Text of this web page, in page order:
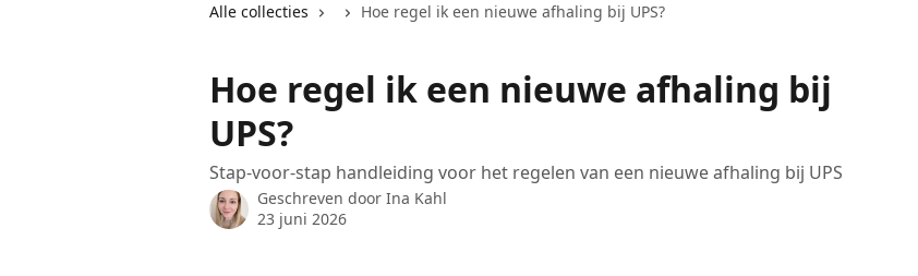
Alle collecties Hoe regel ik een nieuwe afhaling bij UPS?
Hoe regel ik een nieuwe afhaling bij
UPS?
Stap-voor-stap handleiding voor het regelen van een nieuwe afhaling bij UPS
Geschreven door Ina Kahl
23 juni 2026